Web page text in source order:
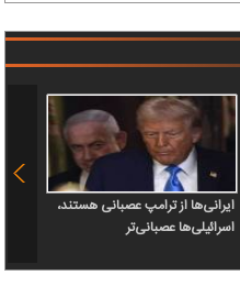
ایرانی‌ها از ترامپ عصبانی هستند،
اسرائیلی‌ها عصبانی‌تر